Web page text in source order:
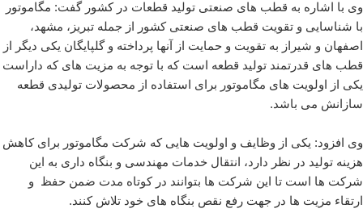
وی با اشاره به قطب های صنعتی تولید قطعات در کشور گفت: مگاموتور
با شناسایی و تقویت قطب های صنعتی کشور از جمله تبریز، مشهد،
اصفهان و شیراز به تقویت و حمایت از آنها پرداخته و گلپایگان یکی دیگر از
قطب های قدرتمند تولید قطعه است که با توجه به مزیت های که داراست
یکی از اولویت های مگاموتور برای استفاده از محصولات تولیدی قطعه
سازانش می باشد.
وی افزود: یکی از وظایف و اولویت هایی که شرکت مگاموتور برای کاهش
هزینه تولید در نظر دارد، انتقال خدمات مهندسی و بنگاه داری به این
شرکت ها است تا این شرکت ها بتوانند در کوتاه مدت ضمن حفظ و
ارتقاء مزیت ها در جهت رفع نقص بنگاه های خود تلاش کنند.